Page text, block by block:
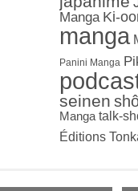
Manga Ki-
manga
Panini Manga
seinen
Manga talk-
Éditions